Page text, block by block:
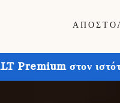
Premium στον